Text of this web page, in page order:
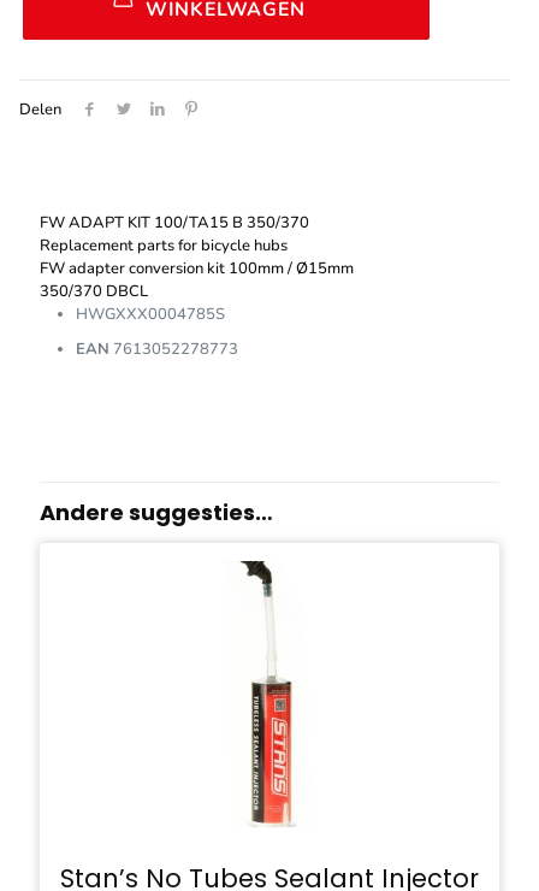
HWGXXX0004785S
WINKELWAGEN
Delen
FW ADAPT KIT 100/TA15 B 350/370
Replacement parts for bicycle hubs
FW adapter conversion kit 100mm / Ø15mm
350/370 DBCL
HWGXXX0004785S
EAN 7613052278773
Andere suggesties…
Stan’s No Tubes Sealant Injector